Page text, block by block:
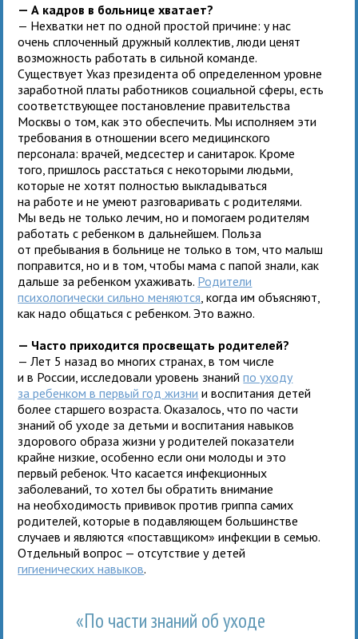
— А кадров в больнице хватает?
— Нехватки нет по одной простой причине: у нас
очень сплоченный дружный коллектив, люди ценят
возможность работать в сильной команде.
Существует Указ президента об определенном уровне
заработной платы работников социальной сферы, есть
соответствующее постановление правительства
Москвы о том, как это обеспечить. Мы исполняем эти
требования в отношении всего медицинского
персонала: врачей, медсестер и санитарок. Кроме
того, пришлось расстаться с некоторыми людьми,
которые не хотят полностью выкладываться
на работе и не умеют разговаривать с родителями.
Мы ведь не только лечим, но и помогаем родителям
работать с ребенком в дальнейшем. Польза
от пребывания в больнице не только в том, что малыш
поправится, но и в том, чтобы мама с папой знали, как
дальше за ребенком ухаживать. Родители
психологически сильно меняются , когда им объясняют,
как надо общаться с ребенком. Это важно.
— Часто приходится просвещать родителей?
— Лет 5 назад во многих странах, в том числе
и в России, исследовали уровень знанийпо уходу
за ребенком в первый год жизни и воспитания детей
более старшего возраста. Оказалось, что по части
знаний об уходе за детьми и воспитания навыков
здорового образа жизни у родителей показатели
крайне низкие, особенно если они молоды и это
первый ребенок. Что касается инфекционных
заболеваний, то хотел бы обратить внимание
на необходимость прививок против гриппа самих
родителей, которые в подавляющем большинстве
случаев и являются «поставщиком» инфекции в семью.
Отдельный вопрос — отсутствие у детей
гигиенических навыков.
«По части знаний об уходе